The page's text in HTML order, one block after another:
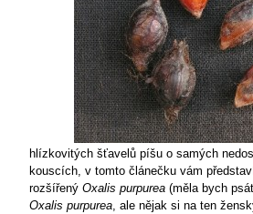
hlízkovitých šťavelů píšu o samých
kouscích, v tomto článečku vám
rozšířený Oxalis purpurea (měla bych psát
Oxalis purpurea, ale nějak si na ten